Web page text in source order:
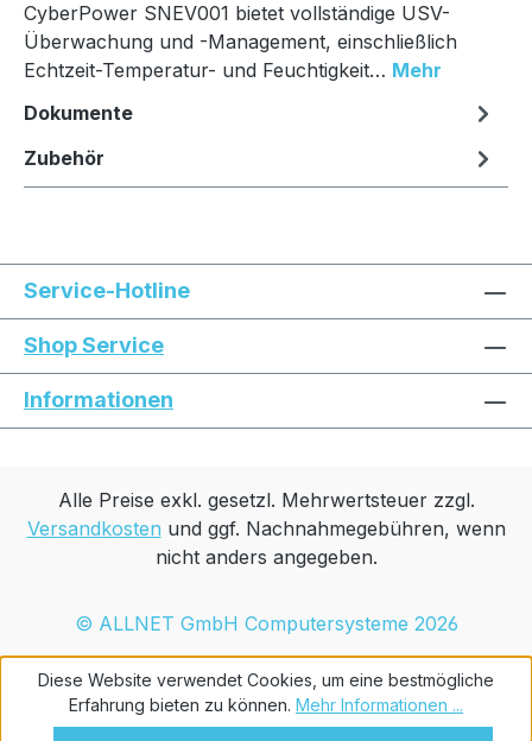
CyberPower SNEV001 bietet vollständige USV-
Überwachung und -Management, einschließlich
Echtzeit-Temperatur- und Feuchtigkeit… Mehr
Dokumente
Zubehör
Service-Hotline
Shop Service
Informationen
Alle Preise exkl. gesetzl. Mehrwertsteuer zzgl.
Versandkosten und ggf. Nachnahmegebühren, wenn
nicht anders angegeben.
© ALLNET GmbH Computersysteme 2026
Diese Website verwendet Cookies, um eine bestmögliche
Erfahrung bieten zu können. Mehr Informationen ...